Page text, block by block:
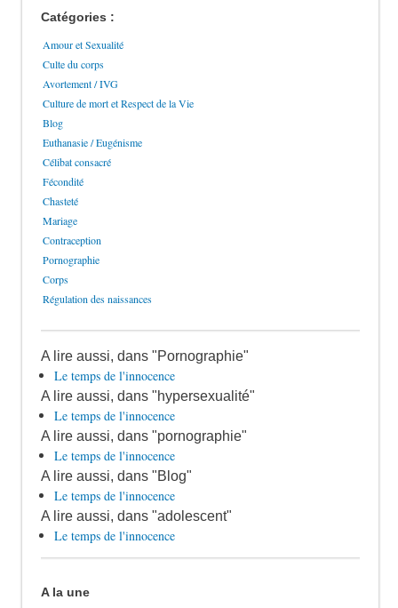
Catégories :
Amour et Sexualité
Culte du corps
Avortement / IVG
Culture de mort et Respect de la Vie
Blog
Euthanasie / Eugénisme
Célibat consacré
Fécondité
Chasteté
Mariage
Contraception
Pornographie
Corps
Régulation des naissances
A lire aussi, dans "Pornographie"
Le temps de l'innocence
A lire aussi, dans "hypersexualité"
Le temps de l'innocence
A lire aussi, dans "pornographie"
Le temps de l'innocence
A lire aussi, dans "Blog"
Le temps de l'innocence
A lire aussi, dans "adolescent"
Le temps de l'innocence
A la une